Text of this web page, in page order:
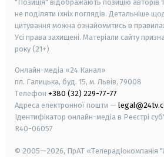
"Позиція" відображають позицію авторів
не поділяти їхніх поглядів. Детальніше
цитування можна ознайомитись в
Усі права захищені. Матеріали сайту
року (21+)
Онлайн-медіа «24 Канал»
пл. Галицька, буд. 15, м. Львів, 79008
Телефон +380 (32) 229-77-77
Адреса електронної пошти —
Ідентифікатор онлайн-медіа в Реєстрі
R40-06057
© 2005—2026, ПрАТ «Телерадіокомпанія